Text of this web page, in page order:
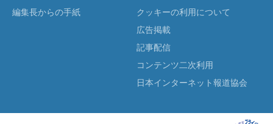
編集長からの手紙
クッキーの利用について
広告掲載
記事配信
コンテンツ二次利用
日本インターネット報道協会